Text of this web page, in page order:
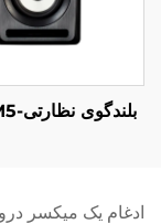
بلندگوی نظارتی-Pure M5
ادغام یک میکسر